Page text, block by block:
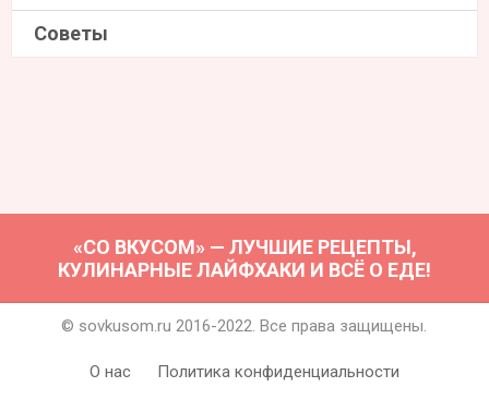
Советы
«СО ВКУСОМ» — ЛУЧШИЕ РЕЦЕПТЫ,
КУЛИНАРНЫЕ ЛАЙФХАКИ И ВСЁ О ЕДЕ!
© sovkusom.ru 2016-2022. Все права защищены.
О нас Политика конфиденциальности